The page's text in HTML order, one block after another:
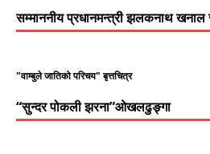
सम्माननीय प्रधानमन्त्री झलकनाथ खनाल
"वाम्बुले जातिको परिचय" बृत्तचित्र
“सुन्दर पोकली झरना”ओखलढुङ्गा